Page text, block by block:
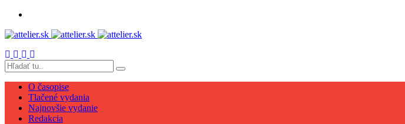
O časopise
Tlačené vydania
Najnovšie vydanie
Redakcia